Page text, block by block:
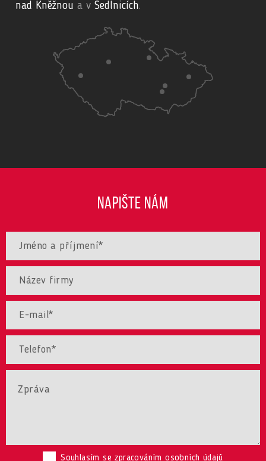
nad Kněžnou a v Sedlnicích.
NAPIŠTE NÁM
Souhlasím se zpracováním osobních údajů